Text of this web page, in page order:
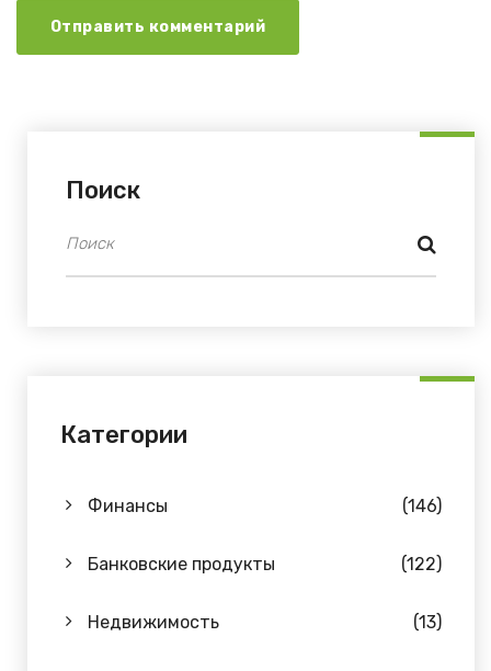
Отправить комментарий
Поиск
Категории
Финансы (146)
Банковские продукты (122)
Недвижимость (13)